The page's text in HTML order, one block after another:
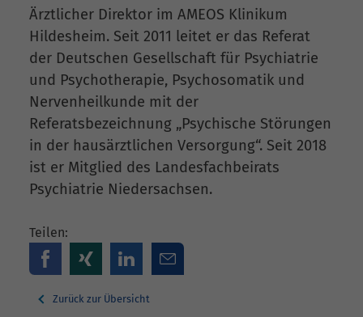
Ärztlicher Direktor im AMEOS Klinikum
Hildesheim. Seit 2011 leitet er das Referat
der Deutschen Gesellschaft für Psychiatrie
und Psychotherapie, Psychosomatik und
Nervenheilkunde mit der
Referatsbezeichnung „Psychische Störungen
in der hausärztlichen Versorgung“. Seit 2018
ist er Mitglied des Landesfachbeirats
Psychiatrie Niedersachsen.
Teilen:
Zurück zur Übersicht